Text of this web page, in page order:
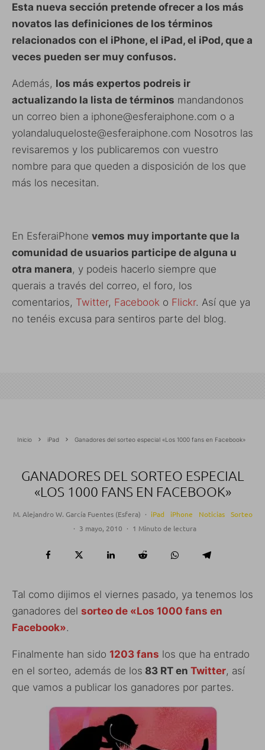
Esta nueva sección pretende ofrecer a los más
novatos las definiciones de los términos
relacionados con el iPhone, el iPad, el iPod, que a
veces pueden ser muy confusos.
Además, los más expertos podreis ir
actualizando la lista de términos mandandonos
un correo bien a iphone@esferaiphone.com o a
yolandaluqueloste@esferaiphone.com Nosotros las
revisaremos y los publicaremos con vuestro
nombre para que queden a disposición de los que
más los necesitan.
En EsferaiPhone vemos muy importante que la
comunidad de usuarios participe de alguna u
otra manera, y podeis hacerlo siempre que
querais a través del correo, el foro, los
comentarios, Twitter, Facebook o Flickr. Así que ya
no tenéis excusa para sentiros parte del blog.
Inicio iPad Ganadores del sorteo especial «Los 1000 fans en Facebook»
GANADORES DEL SORTEO ESPECIAL
«LOS 1000 FANS EN FACEBOOK»
M. Alejandro W. García Fuentes (Esfera) · iPad iPhone Noticias
Sorteo
· 3 mayo, 2010 · 1 Minuto de lectura
Tal como dijimos el viernes pasado, ya tenemos los
ganadores del sorteo de «Los 1000 fans en
Facebook».
Finalmente han sido 1203 fans los que ha entrado
en el sorteo, además de los 83 RT en Twitter, así
que vamos a publicar los ganadores por partes.